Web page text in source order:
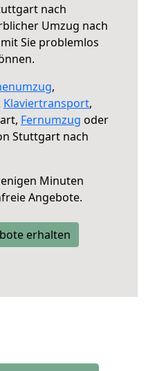
nach
Umzug nach
Sie problemlos
,
Klaviertransport,
Fernumzug oder
Stuttgart nach
Minuten
Angebote.
erhalten